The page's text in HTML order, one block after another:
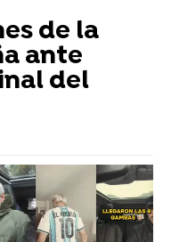
de la
ante
del